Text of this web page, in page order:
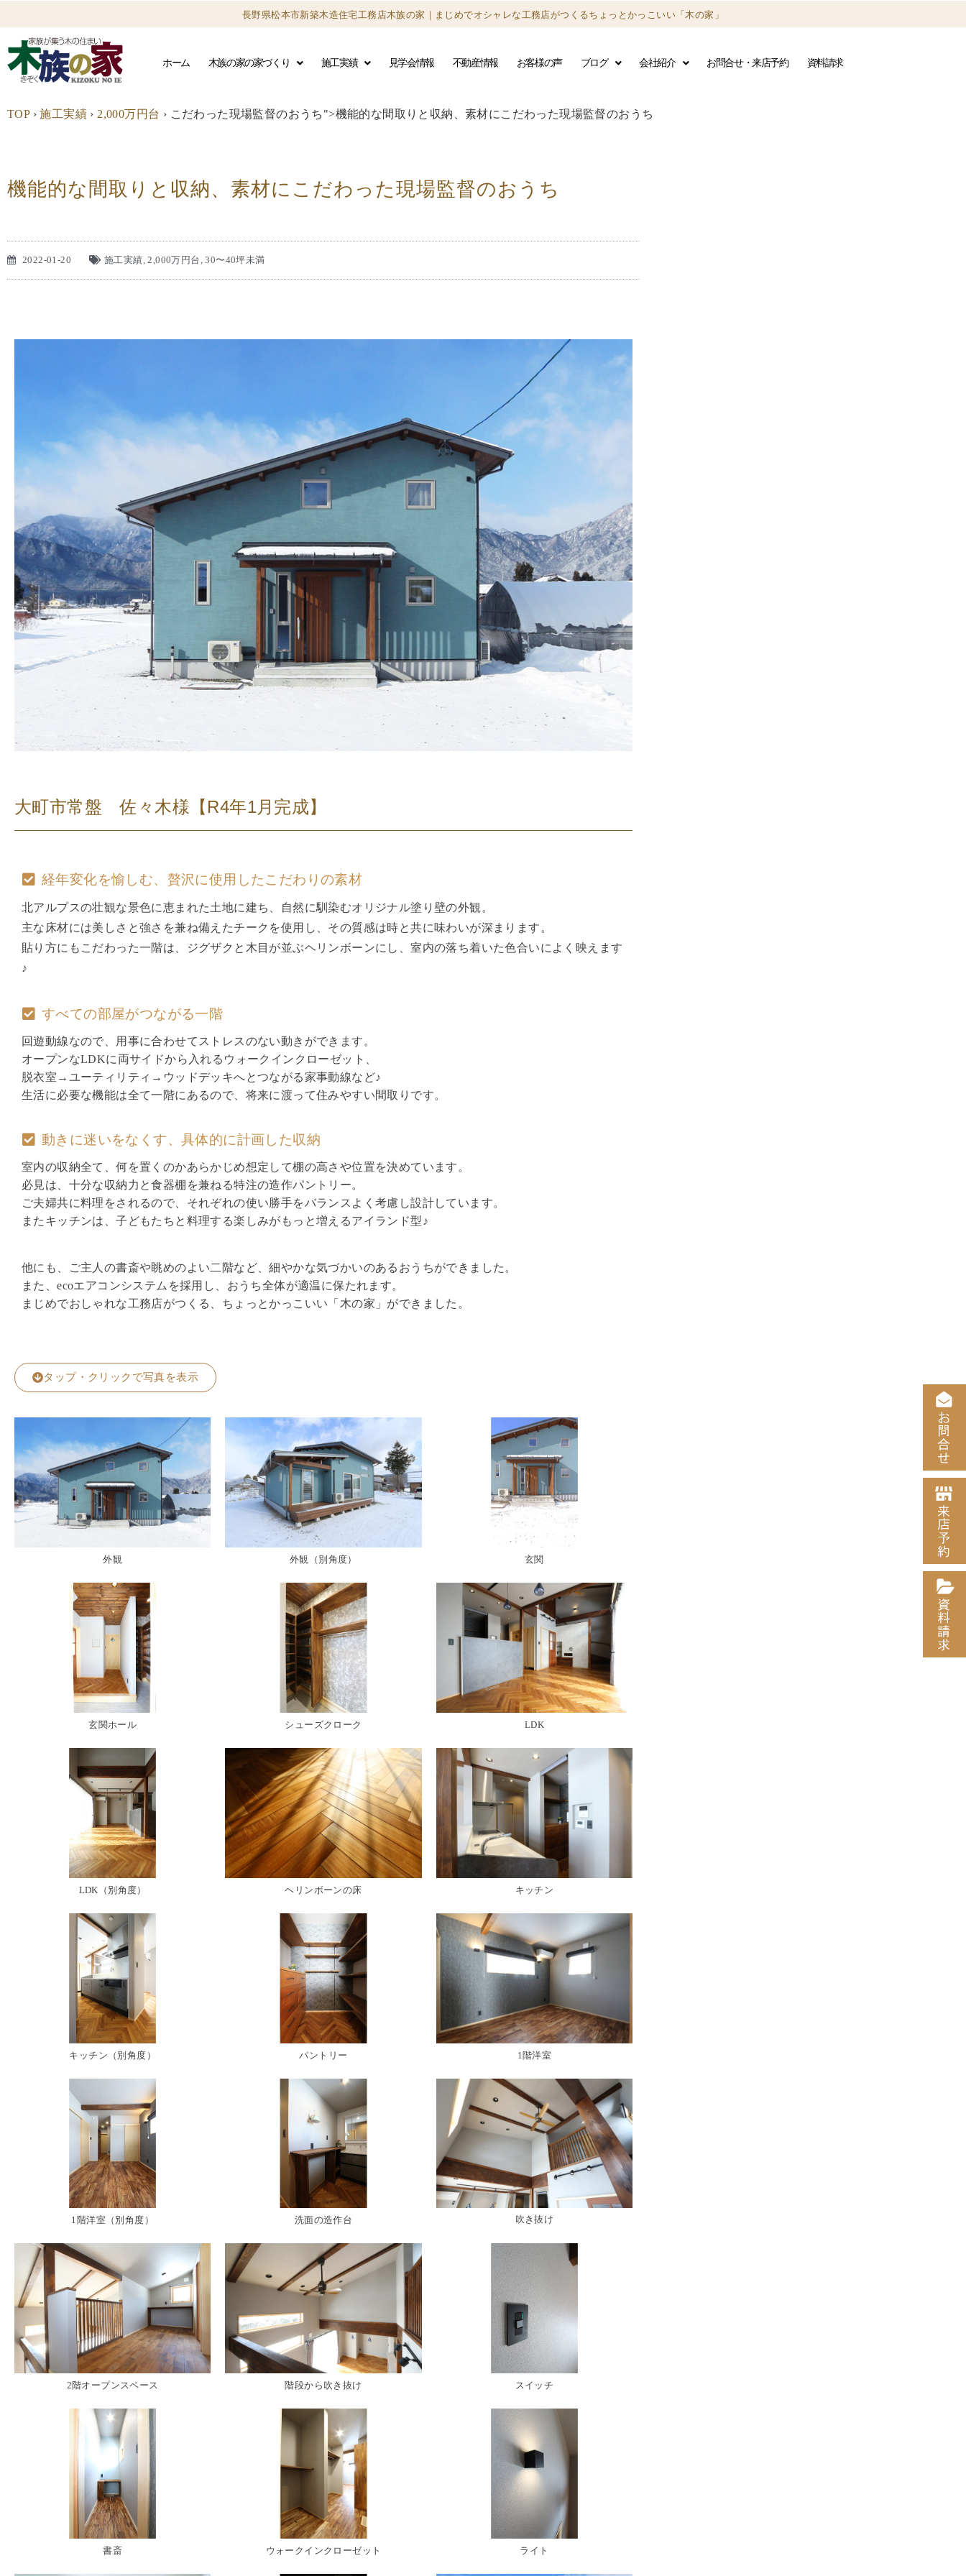
長野県松本市新築木造住宅工務店木族の家｜ まじめでオシャレな工務店がつくるちょっとかっこいい「木の家」
ホーム 木族の家の家づくり 施工実績 見学会情報 不動産情報 お客様の声 ブログ 会社紹介 お問合せ・来店予約 資料請求
TOP › 施工実績 › 2,000万円台 › こだわった現場監督のおうち">機能的な間取りと収納、素材に こだわった現場監督のおうち
機能的な間取りと収納、素材に こだわった現場監督のおうち
2022-01-20 施工実績 ,2,000万円台 ,30〜40坪未満
大町市常盤 佐々木様 【R4年1月完成】
経年変化を愉しむ、贅沢に使用したこだわりの素材
北アルプスの壮観な景色に恵まれた土地に建ち、自然に馴染むオリジナル塗り壁の外観。
主な床材には美しさと強さを兼ね備えたチークを使用し、その質感は時と共に味わいが深まります。
貼り方にもこだわった一階は、ジグザクと木目が並ぶヘリンボーンにし、室内の落ち着いた色合いによく映えます
♪
すべての部屋がつながる一階
回遊動線なので、用事に合わせてストレスのない動きができます。
オープンなLDKに両サイドから入れるウォークインクローゼット、
脱衣室→ユーティリティ→ウッドデッキへとつながる家事動線など♪
生活に必要な機能は全て一階にあるので、将来に渡って住みやすい間取りです。
動きに迷いをなくす、 具体的に計画した収納
室内の収納全て、何を置くのかあらかじめ想定して棚の高さや位置を決めています。
必見は、十分な収納力と食器棚を兼ねる特注の造作パントリー。
ご夫婦共に料理をされるので、それぞれの使い勝手をバランスよく考慮し設計しています。
またキッチンは、子どもたちと料理する楽しみがもっと増えるアイランド型♪
他にも、ご主人の書斎や眺めのよい二階など、細やかな気づかいのあるおうちができました。
また、ecoエアコンシステムを採用し、おうち全体が適温に保たれます。
まじめでおしゃれな工務店がつくる、ちょっとかっこいい「木の家」ができました。
タップ・クリックで写真を表示
外観 外観（別角度） 玄関
玄関ホール シューズクローク LDK
LDK（別角度） ヘリンボーンの床 キッチン
キッチン（別角度） パントリー 1階洋室
1階洋室（別角度） 洗面の造作台 吹き抜け
2階オープンスペース 階段から吹き抜け スイッチ
書斎 ウォークインクローゼット ライト